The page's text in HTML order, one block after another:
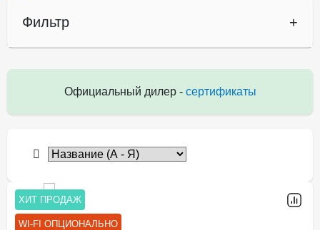
Фильтр +
Официальный дилер - сертификаты
ХИТ ПРОДАЖ
WI-FI ОПЦИОНАЛЬНО